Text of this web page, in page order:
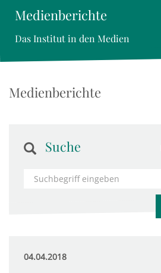
Medienberichte
Das Institut in den Medien
Medienberichte
Suche
04.04.2018